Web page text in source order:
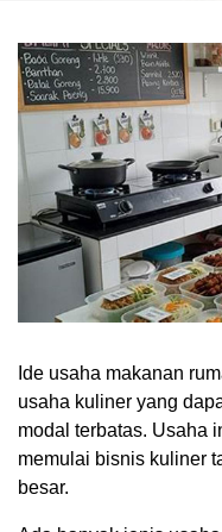
Ide usaha makanan
usaha kuliner yang
modal terbatas. Usaha
memulai bisnis kuliner
besar.